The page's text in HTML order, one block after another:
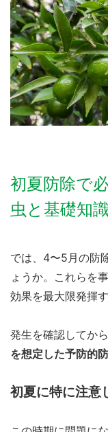
初夏防除で
虫と基礎知識
では、4〜5月の防
ょうか。これらを
効果を最大限発揮
発生を確認してか
を想定した予防的
初夏に特に注意